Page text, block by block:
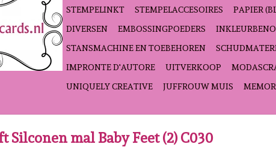
STEMPELINKT
STEMPELACCESOIRES PAPIER
DIVERSEN
EMBOSSINGPOEDERS
STANSMACHINE EN TOEBEHOREN
IMPRONTE D'AUTORE
UITVERKOOP
UNIQUELY CREATIVE
JUFFROUW MUIS
Silconen mal Baby Feet (2) C030